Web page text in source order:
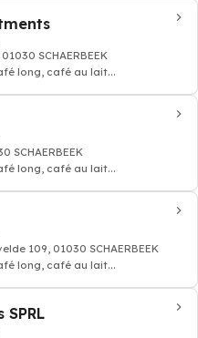
SCHAERBEEK
long, café au lait...
SCHAERBEEK
long, café au lait...
109, 01030 SCHAERBEEK
long, café au lait...